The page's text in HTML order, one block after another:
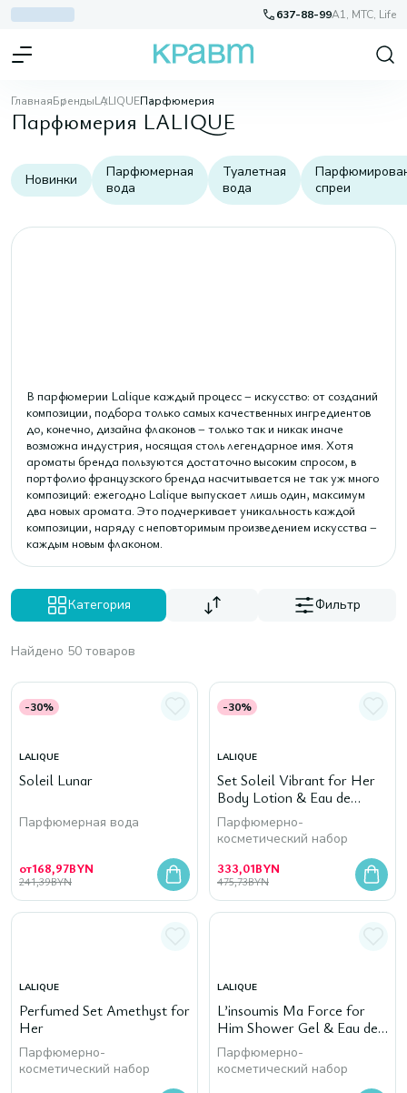
637-88-99A1, МТС, Life
ГлавнаяБрендыLALIQUEПарфюмерия
Парфюмерия LALIQUE
Новинки
Парфюмерная
вода
Туалетная
вода
спреи
В парфюмерии Lalique каждый процесс – искусство: от созданий
композиции, подбора только самых качественных ингредиентов
до, конечно, дизайна флаконов – только так и никак иначе
возможна индустрия, носящая столь легендарное имя. Хотя
ароматы бренда пользуются достаточно высоким спросом, в
портфолио французского бренда насчитывается не так уж много
композиций: ежегодно Lalique выпускает лишь один, максимум
два новых аромата. Это подчеркивает уникальность каждой
композиции, наряду с неповторимым произведением искусства –
каждым новым флаконом.
Категория Фильтр
Найдено 50 товаров
-30%
LALIQUE
Soleil Lunar
Парфюмерная вода
от168,97BYN
241,39BYN
-30%
LALIQUE
Set Soleil Vibrant for Her
Body Lotion & Eau de
Parfum
Парфюмерно-
косметический набор
333,01BYN
475,73BYN
LALIQUE
Perfumed Set Amethyst for
Her
Парфюмерно-
косметический набор
LALIQUE
L’insoumis Ma Force for
Him Shower Gel & Eau de
Toilette
Парфюмерно-
косметический набор